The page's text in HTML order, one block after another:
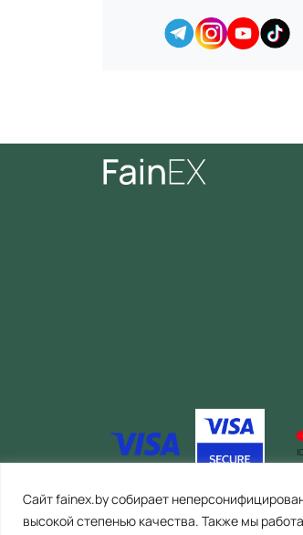
Сайт fainex.by собирает
высокой степенью качества. Также мы
ООО «Файнекс» Республика
работы: пн-пт. с 8.00 до 17.00). E-